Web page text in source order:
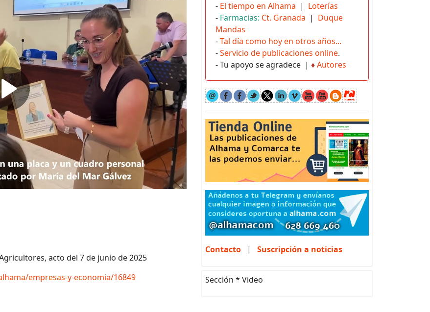
acto del 7 de junio de 2025
empresas-y-economia/16849
- El tiempo en Alhama | Loterías
- Farmacias: Ct. Granada | Duque
Mandas
-Tal día como hoy en otros años...
-Servicio de publicaciones online.
- Tu apoyo se agradece | ♦Autores
Contacto | Suscripción a noticias
Sección * Video